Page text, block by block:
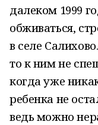
далеком 1999
обживаться,
в селе
то к ним не
когда уже
ребенка не
ведь можно